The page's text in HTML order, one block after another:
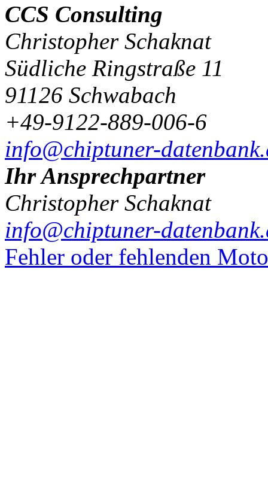
CCS Consulting
Christopher Schaknat
Südliche Ringstraße 11
91126 Schwabach
+49-9122-889-006-6
info@chiptuner-
Ihr Ansprechpartner
Christopher Schaknat
info@chiptuner-
Fehler oder fehlenden